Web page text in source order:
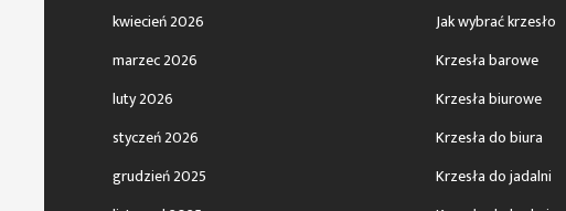
kwiecień 2026
marzec 2026
luty 2026
styczeń 2026
grudzień 2025
Jak wybrać krzesło
Krzesła barowe
Krzesła biurowe
Krzesła do biura
Krzesła do jadalni